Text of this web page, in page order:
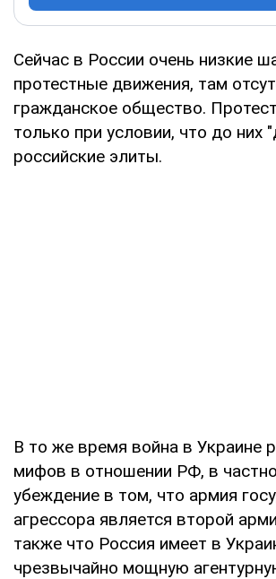
Сейчас в России очень низкие
протестные движения, там
гражданское общество.
только при условии, что до них
российские элиты.
В то же время война в Украине
мифов в отношении РФ, в
убеждение в том, что армия
агрессора является второй
также что Россия имеет в
чрезвычайно мощную